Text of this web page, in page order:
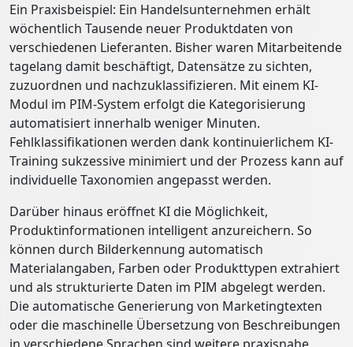
Ein Praxisbeispiel: Ein Handelsunternehmen erhält
wöchentlich Tausende neuer Produktdaten von
verschiedenen Lieferanten. Bisher waren Mitarbeitende
tagelang damit beschäftigt, Datensätze zu sichten,
zuzuordnen und nachzuklassifizieren. Mit einem KI-
Modul im PIM-System erfolgt die Kategorisierung
automatisiert innerhalb weniger Minuten.
Fehlklassifikationen werden dank kontinuierlichem KI-
Training sukzessive minimiert und der Prozess kann auf
individuelle Taxonomien angepasst werden.
Darüber hinaus eröffnet KI die Möglichkeit,
Produktinformationen intelligent anzureichern. So
können durch Bilderkennung automatisch
Materialangaben, Farben oder Produkttypen extrahiert
und als strukturierte Daten im PIM abgelegt werden.
Die automatische Generierung von Marketingtexten
oder die maschinelle Übersetzung von Beschreibungen